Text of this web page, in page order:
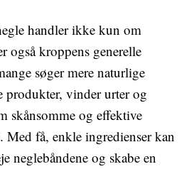
handler ikke kun om
også kroppens generelle
søger mere naturlige
produkter, vinder urter og
skånsomme og effektive
få, enkle ingredienser kan
neglebåndene og skabe en